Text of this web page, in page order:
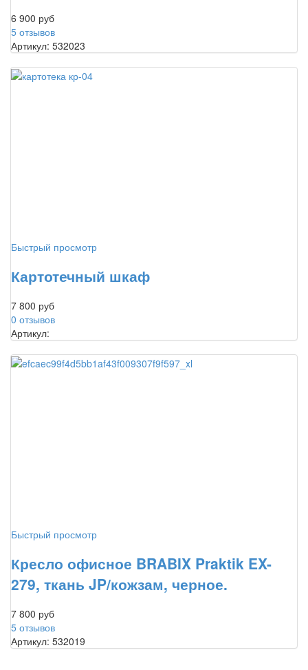
6 900 руб
5 отзывов
Артикул: 532023
Быстрый просмотр
Картотечный шкаф
7 800 руб
0 отзывов
Артикул:
Быстрый просмотр
Кресло офисное BRABIX Praktik EX-
279, ткань JP/кожзам, черное.
7 800 руб
5 отзывов
Артикул: 532019